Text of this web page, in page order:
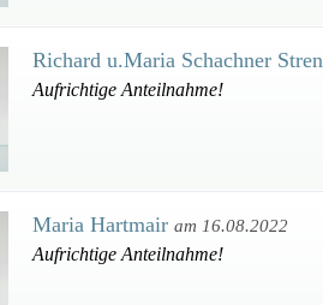
Richard u.Maria Schachner
Aufrichtige Anteilnahme!
Maria Hartmair am 16.08.2022
Aufrichtige Anteilnahme!